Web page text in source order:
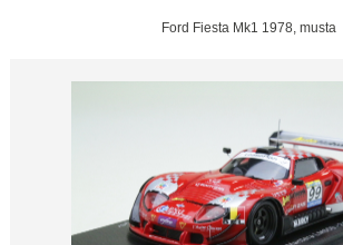
Ford Fiesta Mk1 1978, musta